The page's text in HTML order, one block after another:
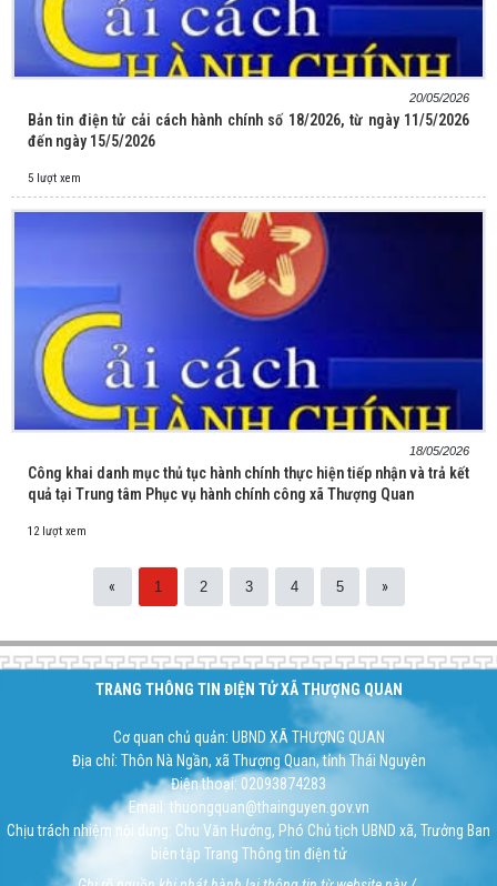
20/05/2026
Bản tin điện tử cải cách hành chính số 18/2026, từ ngày 11/5/2026
đến ngày 15/5/2026
5 lượt xem
18/05/2026
Công khai danh mục thủ tục hành chính thực hiện tiếp nhận và trả kết
quả tại Trung tâm Phục vụ hành chính công xã Thượng Quan
12 lượt xem
« 1 2 3 4 5 »
TRANG THÔNG TIN ĐIỆN TỬ XÃ THƯỢNG QUAN
Cơ quan chủ quản: UBND XÃ THƯỢNG QUAN
Địa chỉ: Thôn Nà Ngần, xã Thượng Quan, tỉnh Thái Nguyên
Điện thoại: 02093874283
Email: thuongquan@thainguyen.gov.vn
Chịu trách nhiệm nội dung: Chu Văn Hướng, Phó Chủ tịch UBND xã, Trưởng Ban
biên tập Trang Thông tin điện tử